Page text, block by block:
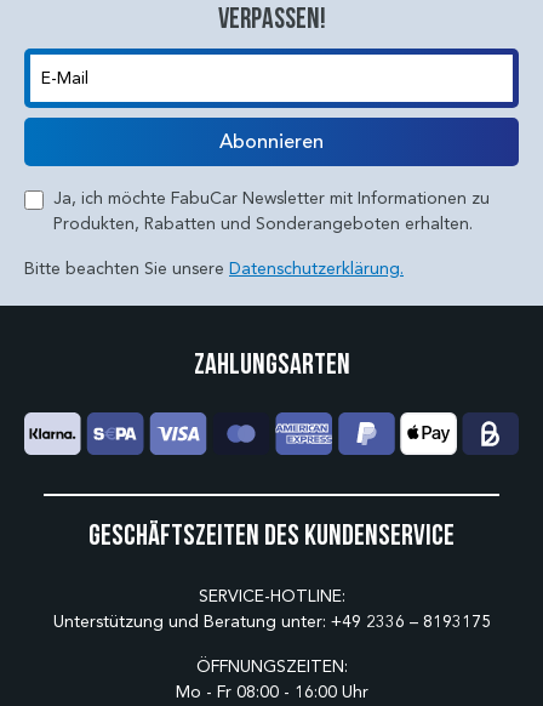
verpassen!
E-Mail
Abonnieren
Ja, ich möchte FabuCar Newsletter mit Informationen zu
Produkten, Rabatten und Sonderangeboten erhalten.
Bitte beachten Sie unsere Datenschutzerklärung.
Geschäftszeiten des Kundenservice
SERVICE-HOTLINE:
Unterstützung und Beratung unter: +49 2336 – 8193175
ÖFFNUNGSZEITEN:
Mo - Fr 08:00 - 16:00 Uhr
Zahlungsarten